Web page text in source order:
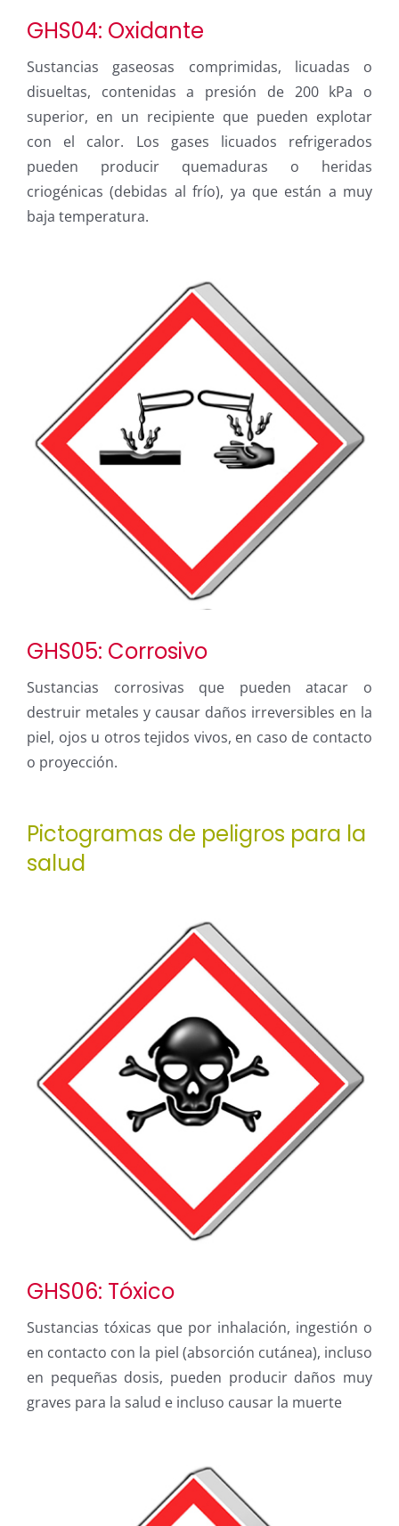
GHS04: Oxidante
Sustancias gaseosas comprimidas, licuadas o
disueltas, contenidas a presión de 200 kPa o
superior, en un recipiente que pueden explotar
con el calor. Los gases licuados refrigerados
pueden producir quemaduras o heridas
criogénicas (debidas al frío), ya que están a muy
baja temperatura.
GHS05: Corrosivo
Sustancias corrosivas que pueden atacar o
destruir metales y causar daños irreversibles en la
piel, ojos u otros tejidos vivos, en caso de contacto
o proyección.
Pictogramas de peligros para la
salud
GHS06: Tóxico
Sustancias tóxicas que por inhalación, ingestión o
en contacto con la piel (absorción cutánea), incluso
en pequeñas dosis, pueden producir daños muy
graves para la salud e incluso causar la muerte